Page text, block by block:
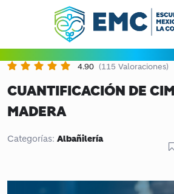
4.90 (115 Valoraciones)
CUANTIFICACIÓN DE
MADERA
Categorías: Albañilería